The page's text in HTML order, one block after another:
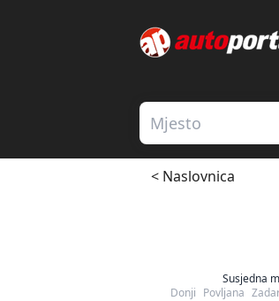
< Naslovnica
Susjedna
Donji Povljana